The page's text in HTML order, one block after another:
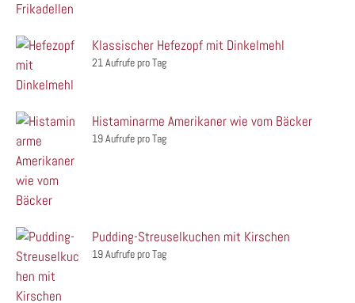
Klassischer Hefezopf mit Dinkelmehl
21 Aufrufe pro Tag
Histaminarme Amerikaner wie vom Bäcker
19 Aufrufe pro Tag
Pudding-Streuselkuchen mit Kirschen
19 Aufrufe pro Tag